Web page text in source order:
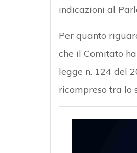
indicazioni al
Per quanto
che il Comitato
legge n. 124 del
ricompreso tra lo